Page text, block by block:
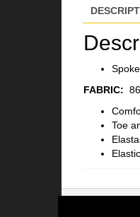
FABRIC:
Toe